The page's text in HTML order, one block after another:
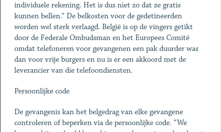
individuele rekening. Het is dus niet zo dat ze gratis
kunnen bellen.” De belkosten voor de gedetineerden
worden wel sterk verlaagd. België is op de vingers getikt
door de Federale Ombudsman en het Europees Comité
omdat telefoneren voor gevangenen een pak duurder was
dan voor vrije burgers en nu is er een akkoord met de
leverancier van die telefoondiensten.
Persoonlijke code
De gevangenis kan het belgedrag van elke gevangene
controleren of beperken via de persoonlijke code. “We